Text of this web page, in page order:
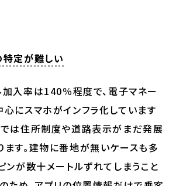
定が難しい
入率は140％程度で、電子マネー
にスマホがインフラ化しています
では住所制度や道路表示がまだ発展
す。建物に番地が無いケースも多
ンが数十メートルずれてしまうこと